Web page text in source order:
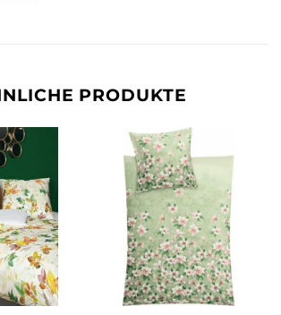
PRODUKTE